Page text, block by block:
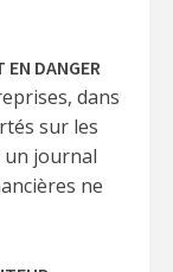
EN DANGER
dans
sur les
un journal
ne